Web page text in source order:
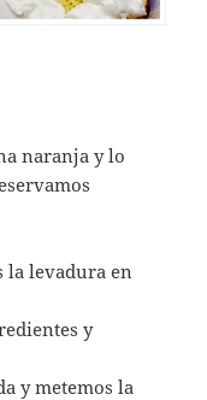
naranja y lo
la levadura en
y
y metemos la